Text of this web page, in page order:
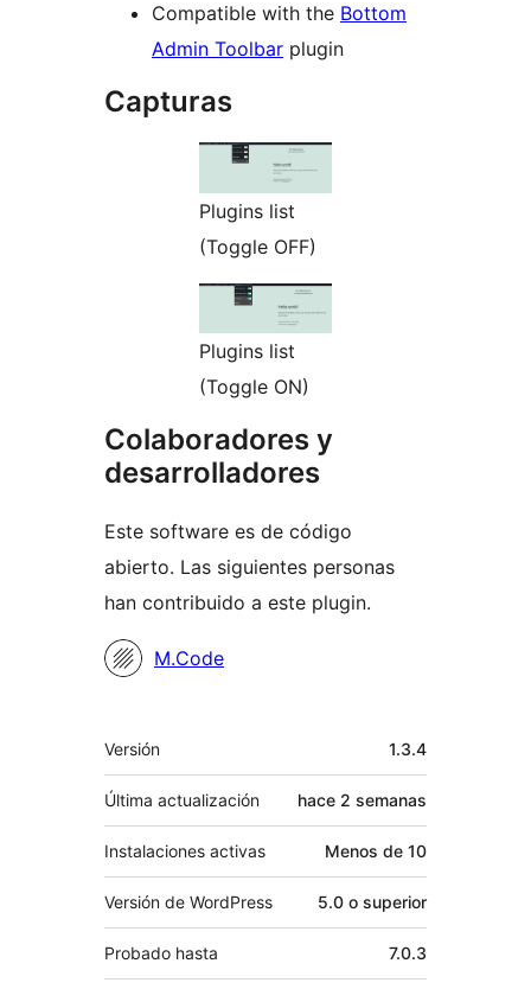
Compatible with the Bottom
Admin Toolbar plugin
Capturas
Plugins list
(Toggle OFF)
Plugins list
(Toggle ON)
Colaboradores y
desarrolladores
Este software es de código
abierto. Las siguientes personas
han contribuido a este plugin.
Colaboradores
M.Code
Meta
Versión 1.3.4
Última actualización hace 2 semanas
Instalaciones activas Menos de 10
Versión de WordPress 5.0 o superior
Probado hasta 7.0.3